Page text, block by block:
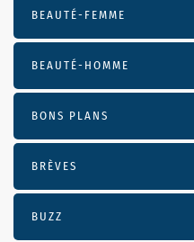
BEAUTÉ-FEMME
BEAUTÉ-HOMME
BONS PLANS
BRÈVES
BUZZ